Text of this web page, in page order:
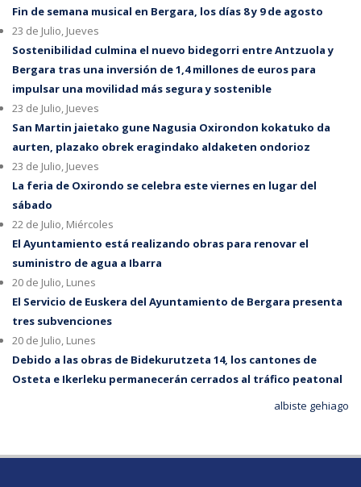
Fin de semana musical en Bergara, los días 8 y 9 de agosto
23 de Julio, Jueves
Sostenibilidad culmina el nuevo bidegorri entre Antzuola y
Bergara tras una inversión de 1,4 millones de euros para
impulsar una movilidad más segura y sostenible
23 de Julio, Jueves
San Martin jaietako gune Nagusia Oxirondon kokatuko da
aurten, plazako obrek eragindako aldaketen ondorioz
23 de Julio, Jueves
La feria de Oxirondo se celebra este viernes en lugar del
sábado
22 de Julio, Miércoles
El Ayuntamiento está realizando obras para renovar el
suministro de agua a Ibarra
20 de Julio, Lunes
El Servicio de Euskera del Ayuntamiento de Bergara presenta
tres subvenciones
20 de Julio, Lunes
Debido a las obras de Bidekurutzeta 14, los cantones de
Osteta e Ikerleku permanecerán cerrados al tráfico peatonal
albiste gehiago